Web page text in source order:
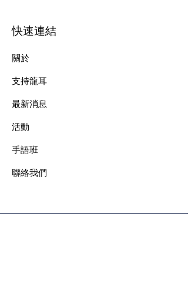
快速連結
關於
支持龍耳
最新消息
​活動
手語班
​聯絡我們